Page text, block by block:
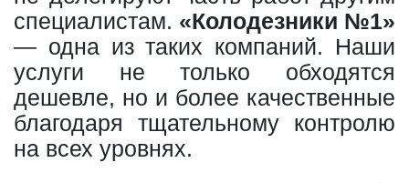
специалистам. «Колодезники №1»
— одна из таких компаний. Наши
услуги не только обходятся
дешевле, но и более качественные
благодаря тщательному контролю
на всех уровнях.